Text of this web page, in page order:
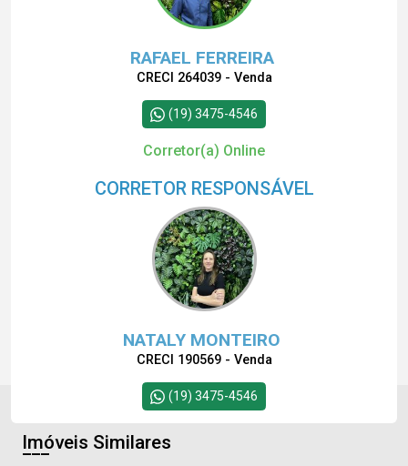
RAFAEL FERREIRA
CRECI 264039 - Venda
(19) 3475-4546
Corretor(a) Online
CORRETOR RESPONSÁVEL
NATALY MONTEIRO
CRECI 190569 - Venda
(19) 3475-4546
Imóveis Similares